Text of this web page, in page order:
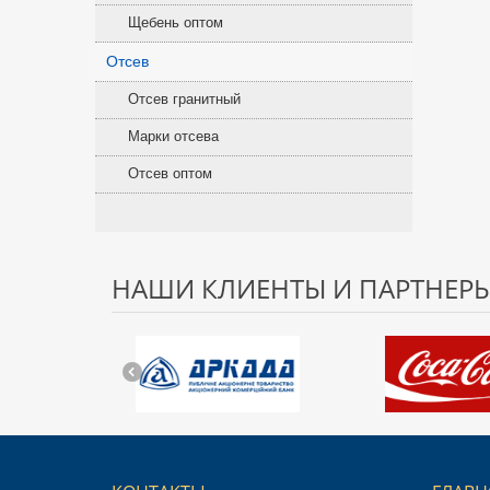
Щебень оптом
Отсев
Отсев гранитный
Марки отсева
Отсев оптом
НАШИ КЛИЕНТЫ И